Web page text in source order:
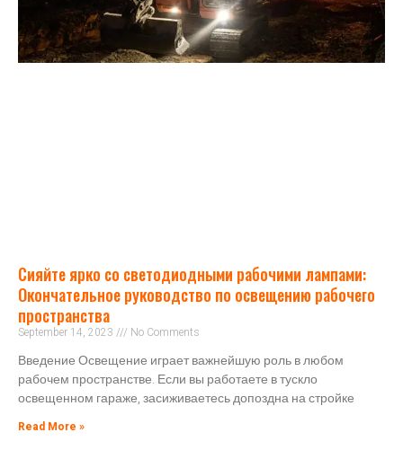
Сияйте ярко со светодиодными рабочими лампами:
Окончательное руководство по освещению рабочего
пространства
September 14, 2023 No Comments
Введение Освещение играет важнейшую роль в любом
рабочем пространстве. Если вы работаете в тускло
освещенном гараже, засиживаетесь допоздна на стройке
Read More »